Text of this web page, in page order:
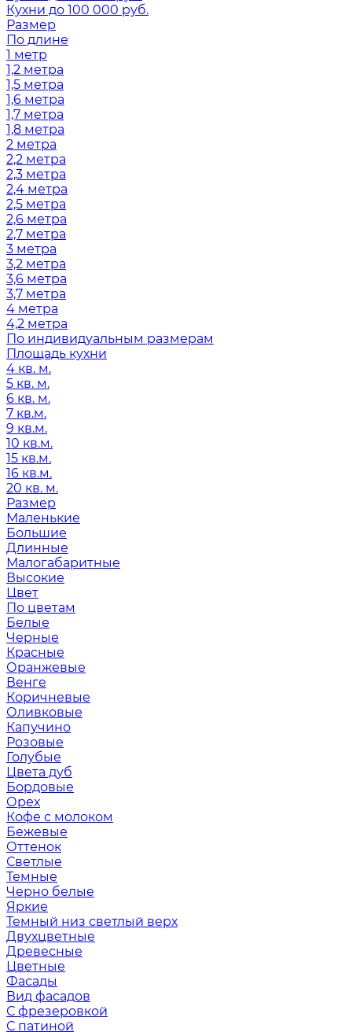
Кухни до 100 000 руб.
Размер
По длине
1 метр
1,2 метра
1,5 метра
1,6 метра
1,7 метра
1,8 метра
2 метра
2,2 метра
2,3 метра
2,4 метра
2,5 метра
2,6 метра
2,7 метра
3 метра
3,2 метра
3,6 метра
3,7 метра
4 метра
4,2 метра
По индивидуальным размерам
Площадь кухни
4 кв. м.
5 кв. м.
6 кв. м.
7 кв.м.
9 кв.м.
10 кв.м.
15 кв.м.
16 кв.м.
20 кв. м.
Размер
Маленькие
Большие
Длинные
Малогабаритные
Высокие
Цвет
По цветам
Белые
Черные
Красные
Оранжевые
Венге
Коричневые
Оливковые
Капучино
Розовые
Голубые
Цвета дуб
Бордовые
Орех
Кофе с молоком
Бежевые
Оттенок
Светлые
Темные
Черно белые
Яркие
Темный низ светлый верх
Двухцветные
Древесные
Цветные
Фасады
Вид фасадов
С фрезеровкой
С патиной